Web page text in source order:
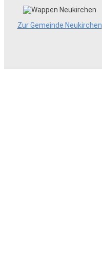
Zur Gemeinde Neukirchen